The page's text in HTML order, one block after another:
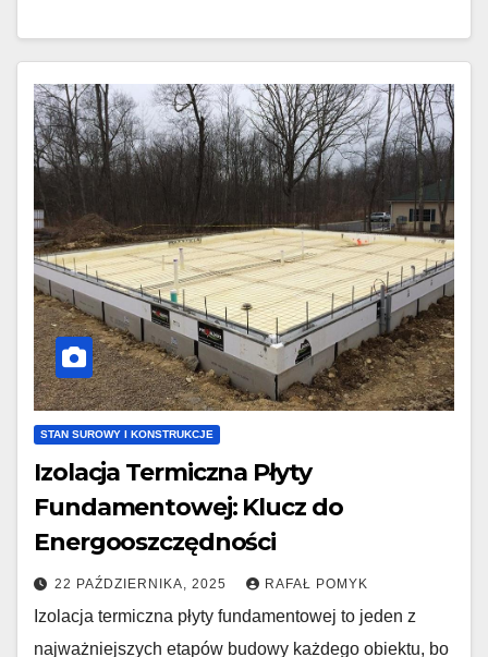
STAN SUROWY I KONSTRUKCJE
Izolacja Termiczna Płyty
Fundamentowej: Klucz do
Energooszczędności
22 PAŹDZIERNIKA, 2025 RAFAŁ POMYK
Izolacja termiczna płyty fundamentowej to jeden z
najważniejszych etapów budowy każdego obiektu, bo